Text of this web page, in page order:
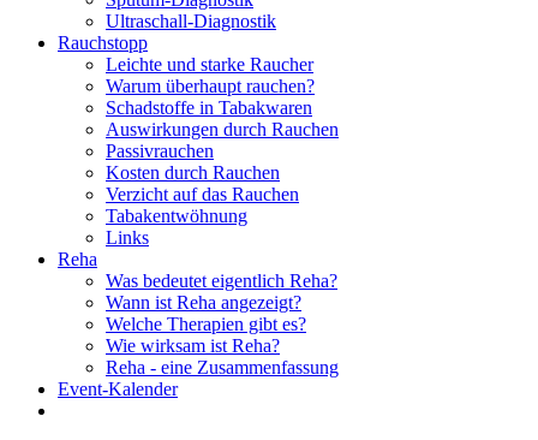
Ultraschall-Diagnostik
Rauchstopp
Leichte und starke Raucher
Warum überhaupt rauchen?
Schadstoffe in Tabakwaren
Auswirkungen durch Rauchen
Passivrauchen
Kosten durch Rauchen
Verzicht auf das Rauchen
Tabakentwöhnung
Links
Reha
Was bedeutet eigentlich Reha?
Wann ist Reha angezeigt?
Welche Therapien gibt es?
Wie wirksam ist Reha?
Reha - eine Zusammenfassung
Event-Kalender